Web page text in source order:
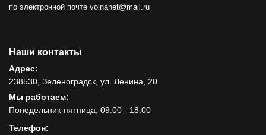
по электронной почте volnanet@mail.ru
Наши контакты
Адрес:
238530, Зеленоградск, ул. Ленина, 20
Мы работаем:
Понедельник-пятница, 09:00 - 18:00
Телефон: